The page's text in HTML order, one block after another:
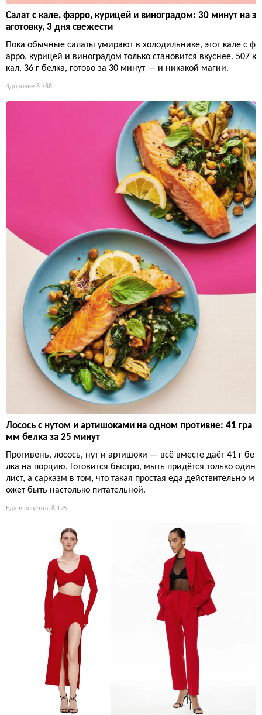
Салат с кале, фарро, курицей и виноградом: 30 минут на з
аготовку, 3 дня свежести
Пока обычные салаты умирают в холодильнике, этот кале с ф
арро, курицей и виноградом только становится вкуснее. 507 к
кал, 36 г белка, готово за 30 минут — и никакой магии.
Здоровье 8 788
Лосось с нутом и артишоками на одном противне: 41 гра
мм белка за 25 минут
Противень, лосось, нут и артишоки — всё вместе даёт 41 г бе
лка на порцию. Готовится быстро, мыть придётся только один
лист, а сарказм в том, что такая простая еда действительно м
ожет быть настолько питательной.
Еда и рецепты 8 195